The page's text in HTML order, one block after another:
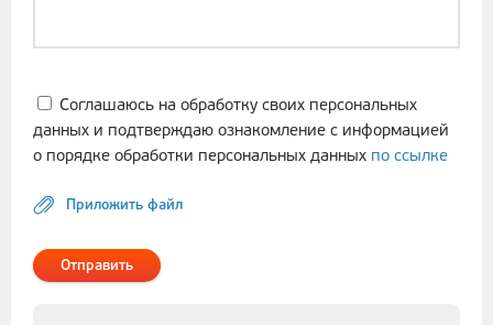
Соглашаюсь на обработку своих персональных
данных и подтверждаю ознакомление с информацией
о порядке обработки персональных данных по ссылке
Приложить файл
Отправить